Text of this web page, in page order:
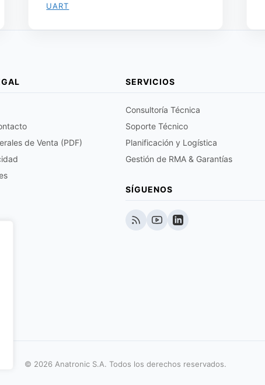
UART
de Venta (PDF)
SERVICIOS
Consultoría Técnica
Soporte Técnico
Planificación y Logística
Gestión de RMA & Garantías
SÍGUENOS
© 2026 Anatronic S.A. Todos los derechos reservados.